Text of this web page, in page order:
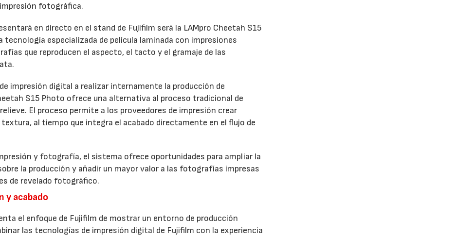
fotográfica.
en directo en el stand de Fujifilm será la LAMpro Cheetah S15
especializada de película laminada con impresiones
que reproducen el aspecto, el tacto y el gramaje de las
impresión digital a realizar internamente la producción de
S15 Photo ofrece una alternativa al proceso tradicional de
El proceso permite a los proveedores de impresión crear
al tiempo que integra el acabado directamente en el flujo de
y fotografía, el sistema ofrece oportunidades para ampliar la
la producción y añadir un mayor valor a las fotografías impresas
de revelado fotográfico.
y acabado
el enfoque de Fujifilm de mostrar un entorno de producción
las tecnologías de impresión digital de Fujifilm con la experiencia